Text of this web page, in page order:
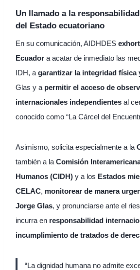
Un llamado a la
del Estado ecuatoriano
En su comunicación, AIDHDES
Ecuador a acatar de inmediato las
IDH, a garantizar la integridad física
Glas y a permitir el acceso de
internacionales independientes al
conocido como “La Cárcel del
Asimismo, solicita especialmente a la
también a la Comisión
Humanos (CIDH) y a los Estados
CELAC, monitorear de manera
Jorge Glas, y pronunciarse ante el
incurra en responsabilidad
incumplimiento de tratados de
“La dignidad humana no admite